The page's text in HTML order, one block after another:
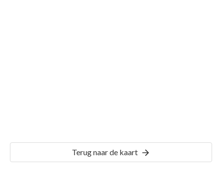
Terug naar de kaart
GVH31